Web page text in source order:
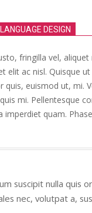
DESIGN
fringilla vel,
elit ac nisl. Quisque
quis, euismod ut, mi.
mi. Pellentesque
imperdiet quam.
suscipit nulla quis
nec, volutpat a,